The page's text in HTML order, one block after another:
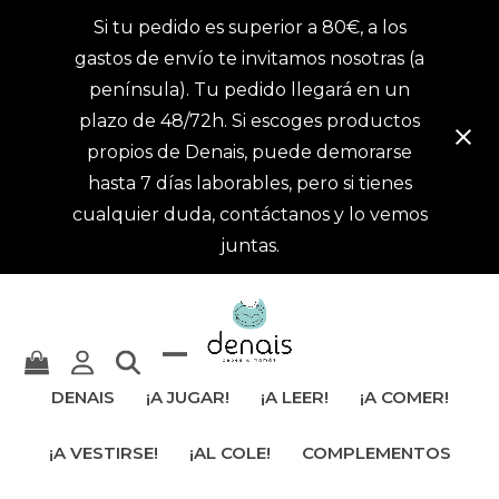
Si tu pedido es superior a 80€, a los
gastos de envío te invitamos nosotras (a
península). Tu pedido llegará en un
plazo de 48/72h. Si escoges productos
propios de Denais, puede demorarse
hasta 7 días laborables, pero si tienes
cualquier duda, contáctanos y lo vemos
juntas.
ocultar
móvil
DENAIS ¡A JUGAR! ¡A LEER! ¡A COMER!
¡A VESTIRSE! ¡AL COLE! COMPLEMENTOS